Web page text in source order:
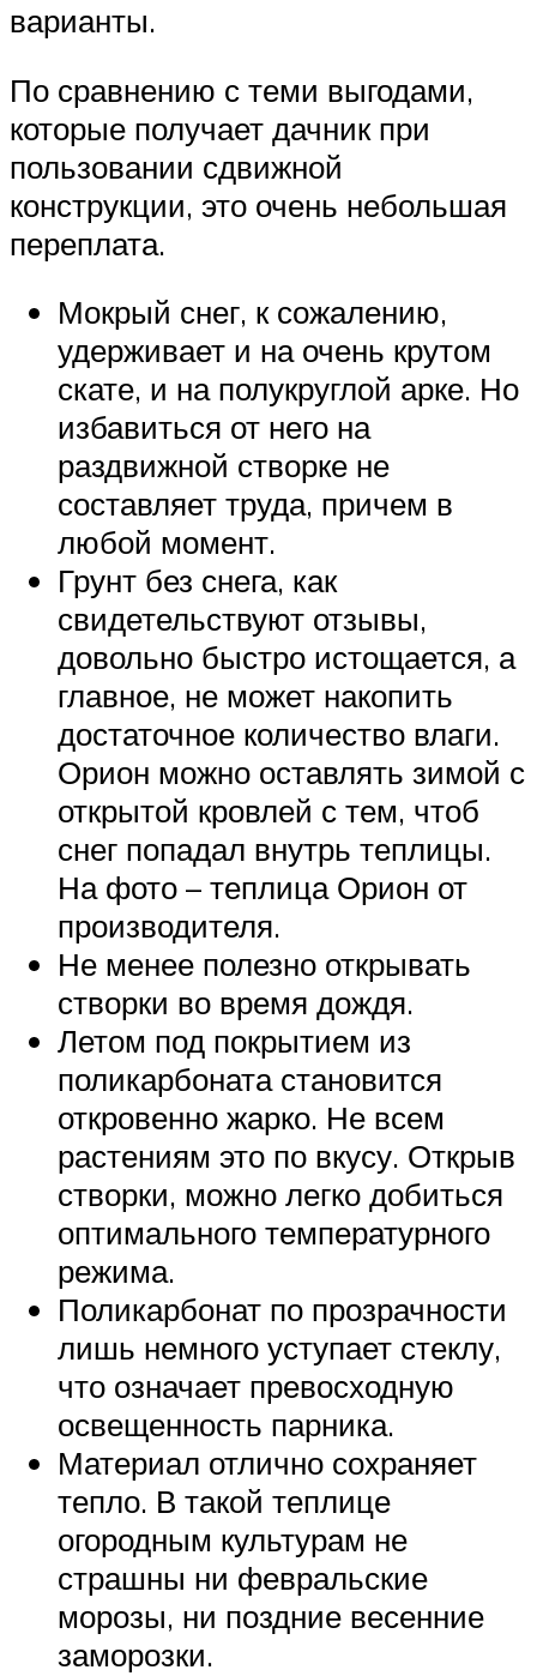
варианты.
По сравнению с теми выгодами,
которые получает дачник при
пользовании сдвижной
конструкции, это очень небольшая
переплата.
Мокрый снег, к сожалению,
удерживает и на очень крутом
скате, и на полукруглой арке. Но
избавиться от него на
раздвижной створке не
составляет труда, причем в
любой момент.
Грунт без снега, как
свидетельствуют отзывы,
довольно быстро истощается, а
главное, не может накопить
достаточное количество влаги.
Орион можно оставлять зимой с
открытой кровлей с тем, чтоб
снег попадал внутрь теплицы.
На фото – теплица Орион от
производителя.
Не менее полезно открывать
створки во время дождя.
Летом под покрытием из
поликарбоната становится
откровенно жарко. Не всем
растениям это по вкусу. Открыв
створки, можно легко добиться
оптимального температурного
режима.
Поликарбонат по прозрачности
лишь немного уступает стеклу,
что означает превосходную
освещенность парника.
Материал отлично сохраняет
тепло. В такой теплице
огородным культурам не
страшны ни февральские
морозы, ни поздние весенние
заморозки.